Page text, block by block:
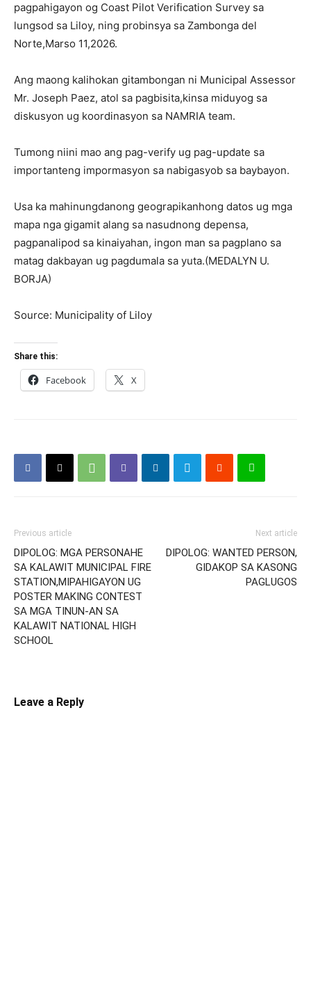
pagpahigayon og Coast Pilot Verification Survey sa
lungsod sa Liloy, ning probinsya sa Zambonga del
Norte,Marso 11,2026.
Ang maong kalihokan gitambongan ni Municipal Assessor
Mr. Joseph Paez, atol sa pagbisita,kinsa miduyog sa
diskusyon ug koordinasyon sa NAMRIA team.
Tumong niini mao ang pag-verify ug pag-update sa
importanteng impormasyon sa nabigasyob sa baybayon.
Usa ka mahinungdanong geograpikanhong datos ug mga
mapa nga gigamit alang sa nasudnong depensa,
pagpanalipod sa kinaiyahan, ingon man sa pagplano sa
matag dakbayan ug pagdumala sa yuta.(MEDALYN U.
BORJA)
Source: Municipality of Liloy
Share this:
Facebook X
Previous article
DIPOLOG: MGA PERSONAHE
SA KALAWIT MUNICIPAL FIRE
STATION,MIPAHIGAYON UG
POSTER MAKING CONTEST
SA MGA TINUN-AN SA
KALAWIT NATIONAL HIGH
SCHOOL
Next article
DIPOLOG: WANTED PERSON,
GIDAKOP SA KASONG
PAGLUGOS
Leave a Reply